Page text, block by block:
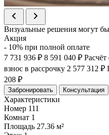
Визуальные решения могут
Акция
- 10% при полной оплате
7 731 936 ₽ 8 591 040 ₽ Расчёт
взнос в рассрочку 2 577 312 ₽
208 ₽
Забронировать Консультация
Характеристики
Номер 111
Комнат 1
Площадь 27.36 м²